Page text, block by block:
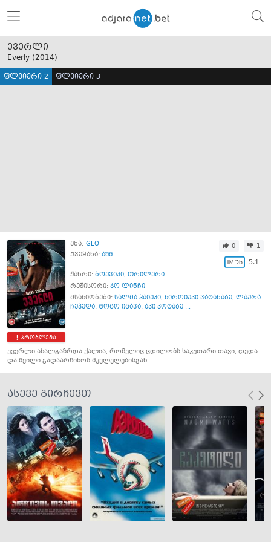
ევერლი
Everly (2014)
ფლეიერი 2 ფლეიერი 3
პრობლემა
ენა: GEO
ქვეყანა: აშშ
0 1
5.1
ჟანრი: ბოევიკი, თრილერი
რეჟისორი: ჯო ლინჩი
მსახიობები: სალმა ჰაიეკი, ხიროიუკი ვატანაბე, ლაურა
ჩეპედა, ტოგო იგავა, აკი კოტაბე ...
ევერლი ახალგაზრდა ქალია, რომელიც ცდილობს საკუთარი თავი, დედა
და შვილი გადაარჩინოს მკვლელებისგან ...
ასევე გირჩევთ